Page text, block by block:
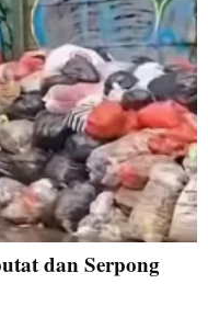
dan Serpong